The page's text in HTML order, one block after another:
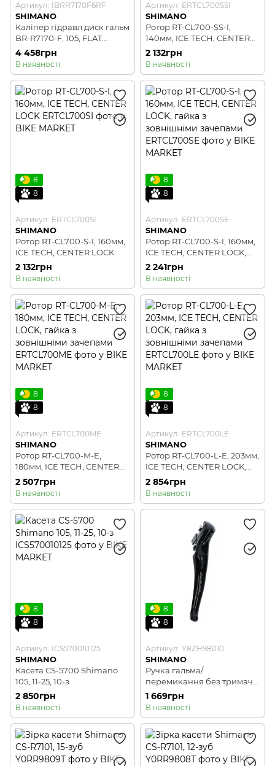
Артикул: IBRR7170F6RF
SHIMANO
Каліпер гідравл диск гальм
BR-R7170-F, 105, FLAT
MOUNT передній адаптер
140/160мм, колодка L05A
4 458грн
В наявності
Артикул: ERTCL700SSI
SHIMANO
Ротор RT-CL700-SS-I,
140мм, ICE TECH, CENTER
LOCK
2 132грн
В наявності
8
8
Артикул: ERTCL700SI
SHIMANO
Ротор RT-CL700-S-I, 160мм,
ICE TECH, CENTER LOCK
2 132грн
В наявності
8
8
Артикул: ERTCL700SE
SHIMANO
Ротор RT-CL700-S-I, 160мм,
ICE TECH, CENTER LOCK,
гайка з зовнішніми
зачепами
2 241грн
В наявності
8
8
Артикул: ERTCL700ME
SHIMANO
Ротор RT-CL700-M-E,
180мм, ICE TECH, CENTER
LOCK, гайка з зовнішніми
зачепами
2 507грн
В наявності
8
8
Артикул: ERTCL700LE
SHIMANO
Ротор RT-CL700-L-E, 203мм,
ICE TECH, CENTER LOCK,
гайка з зовнішніми
зачепами
2 854грн
В наявності
8
8
Артикул: ICS570010125
SHIMANO
Касета CS-5700 Shimano
105, 11-25, 10-з
2 850грн
В наявності
8
8
Артикул: Y8ZH98010
SHIMANO
Ручка гальма/
перемикання без тримача
для ST-R7000
1 669грн
В наявності